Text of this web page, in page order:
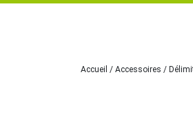
Accueil / Accessoires /